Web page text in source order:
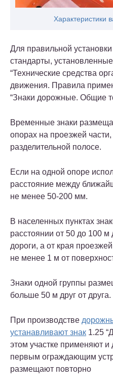
Характеристики
Для правильной
стандарты,
“Технические средства
движения. Правила
“Знаки дорожные. Общие
Временные знаки
опорах на проезжей
разделительной полосе.
Если на одной опоре
расстояние между
не менее 50-200 мм.
В населенных пунктах
расстоянии от 50 до 100 м
дороги, а от края
не менее 1 м от
Знаки одной группы
больше 50 м друг от друга.
При производстве
устанавливают знак 1.25
этом участке применяют
первым ограждающим
размещают повторно